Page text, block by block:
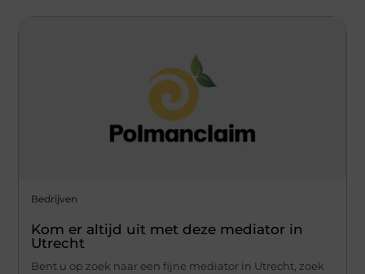
Bedrijven
Kom er altijd uit met deze mediator in
Utrecht
Bent u op zoek naar een fijne mediator in Utrecht, zoek